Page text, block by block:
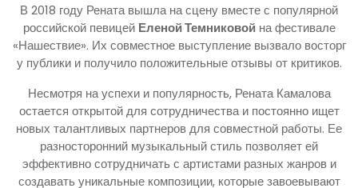
В 2018 году Рената вышла на сцену вместе с популярной
российской певицей Еленой Темниковойна фестивале
«Нашествие». Их совместное выступление вызвало восторг
у публики и получило положительные отзывы от критиков.
Несмотря на успехи и популярность, Рената Камалова
остается открытой для сотрудничества и постоянно ищет
новых талантливых партнеров для совместной работы. Ее
разносторонний музыкальный стиль позволяет ей
эффективно сотрудничать с артистами разных жанров и
создавать уникальные композиции, которые завоевывают